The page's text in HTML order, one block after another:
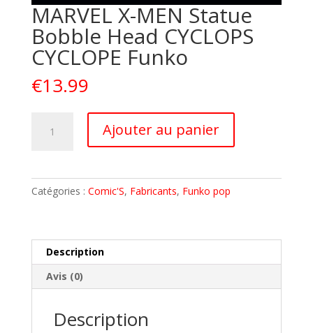
MARVEL X-MEN Statue
Bobble Head CYCLOPS
CYCLOPE Funko
€13.99
MEN
Statue
CYCLOPS
CYCLOPE
Funko
Ajouter au panier
v
Catégories : Comic'S, Fabricants, Funko pop
Description
Avis (0)
Description